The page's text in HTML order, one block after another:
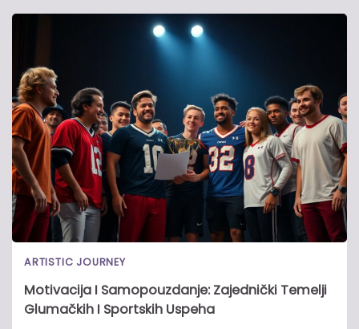
ARTISTIC JOURNEY
Motivacija I Samopouzdanje: Zajednički Temelji
Glumačkih I Sportskih Uspeha